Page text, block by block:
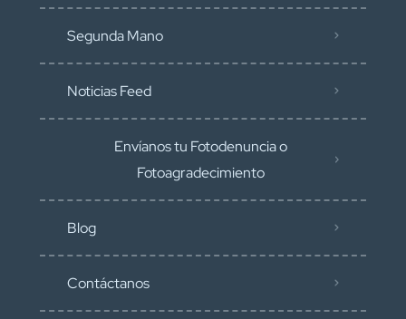
Segunda Mano
Noticias Feed
Envíanos tu Fotodenuncia o
Fotoagradecimiento
Blog
Contáctanos